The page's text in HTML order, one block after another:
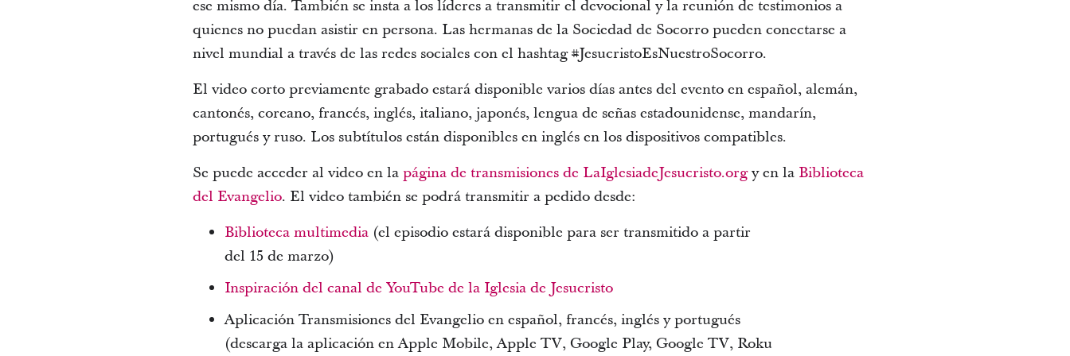
ese mismo día. También se insta a los líderes a transmitir el devocional y la reunión de testimonios a
quienes no puedan asistir en persona. Las hermanas de la Sociedad de Socorro pueden conectarse a
nivel mundial a través de las redes sociales con el hashtag #JesucristoEsNuestroSocorro.
El video corto previamente grabado estará disponible varios días antes del evento en español, alemán,
cantonés, coreano, francés, inglés, italiano, japonés, lengua de señas estadounidense, mandarín,
portugués y ruso. Los subtítulos están disponibles en inglés en los dispositivos compatibles.
Se puede acceder al video en la página de transmisiones de LaIglesiadeJesucristo.orgy en la Biblioteca
del Evangelio. El video también se podrá transmitir a pedido desde:
Biblioteca multimedia (el episodio estará disponible para ser transmitido a partir
del 15 de marzo)
Inspiración del canal de YouTube de la Iglesia de Jesucristo
Aplicación Transmisiones del Evangelio en español, francés, inglés y portugués
(descarga la aplicación en Apple Mobile, Apple TV, Google Play, Google TV, Roku